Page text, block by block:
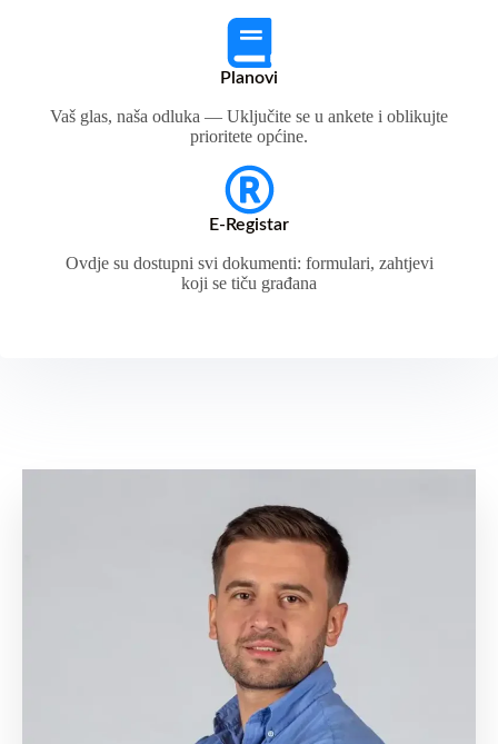
Planovi
Vaš glas, naša odluka — Uključite se u ankete i oblikujte
prioritete općine.
E-Registar
Ovdje su dostupni svi dokumenti: formulari, zahtjevi
koji se tiču građana